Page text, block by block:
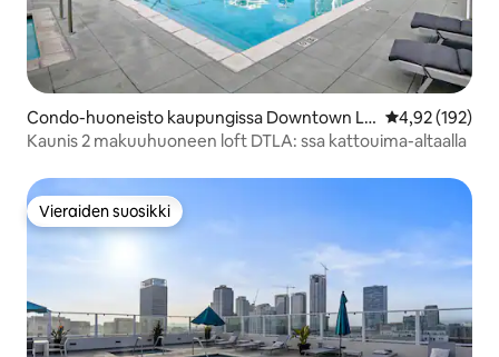
Condo-huoneisto kaupungissa Downtown Lo
s Angeles
4,92 (192)
Kaunis 2 makuuhuoneen loft DTLA: ssa kattouima-altaalla
Vieraiden suosikki
Vieraiden suosikki